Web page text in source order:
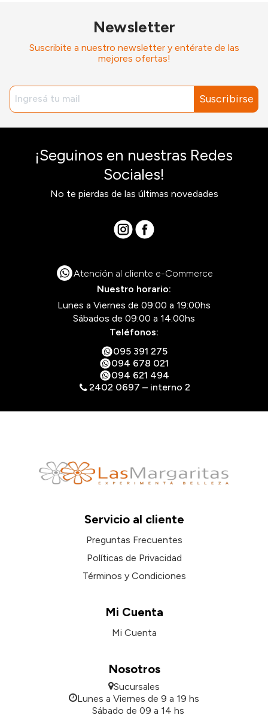
Newsletter
Suscribite a nuestro newsletter y entérate de las
mejores ofertas!
Suscribirse
¡Seguinos en nuestras Redes
Sociales!
No te pierdas de las últimas novedades
Atención al cliente e-Commerce
Nuestro horario:
Lunes a Viernes de 09:00 a 19:00hs
Sábados de 09:00 a 14:00hs
Teléfonos:
095 391 275
094 678 021
094 621 494
2402 0697 – interno 2
Servicio al cliente
Preguntas Frecuentes
Políticas de Privacidad
Términos y Condiciones
Mi Cuenta
Mi Cuenta
Nosotros
Sucursales
Lunes a Viernes de 9 a 19 hs
Sábado de 09 a 14 hs